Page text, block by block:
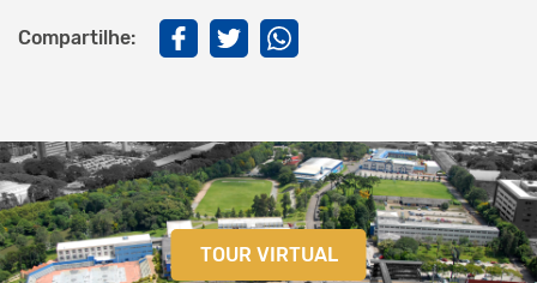
Compartilhe:
TOUR VIRTUAL